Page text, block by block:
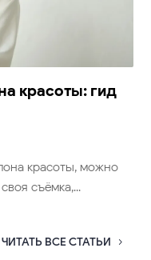
красоты: гид
красоты, можно
съёмка,...
ЧИТАТЬ ВСЕ СТАТЬИ